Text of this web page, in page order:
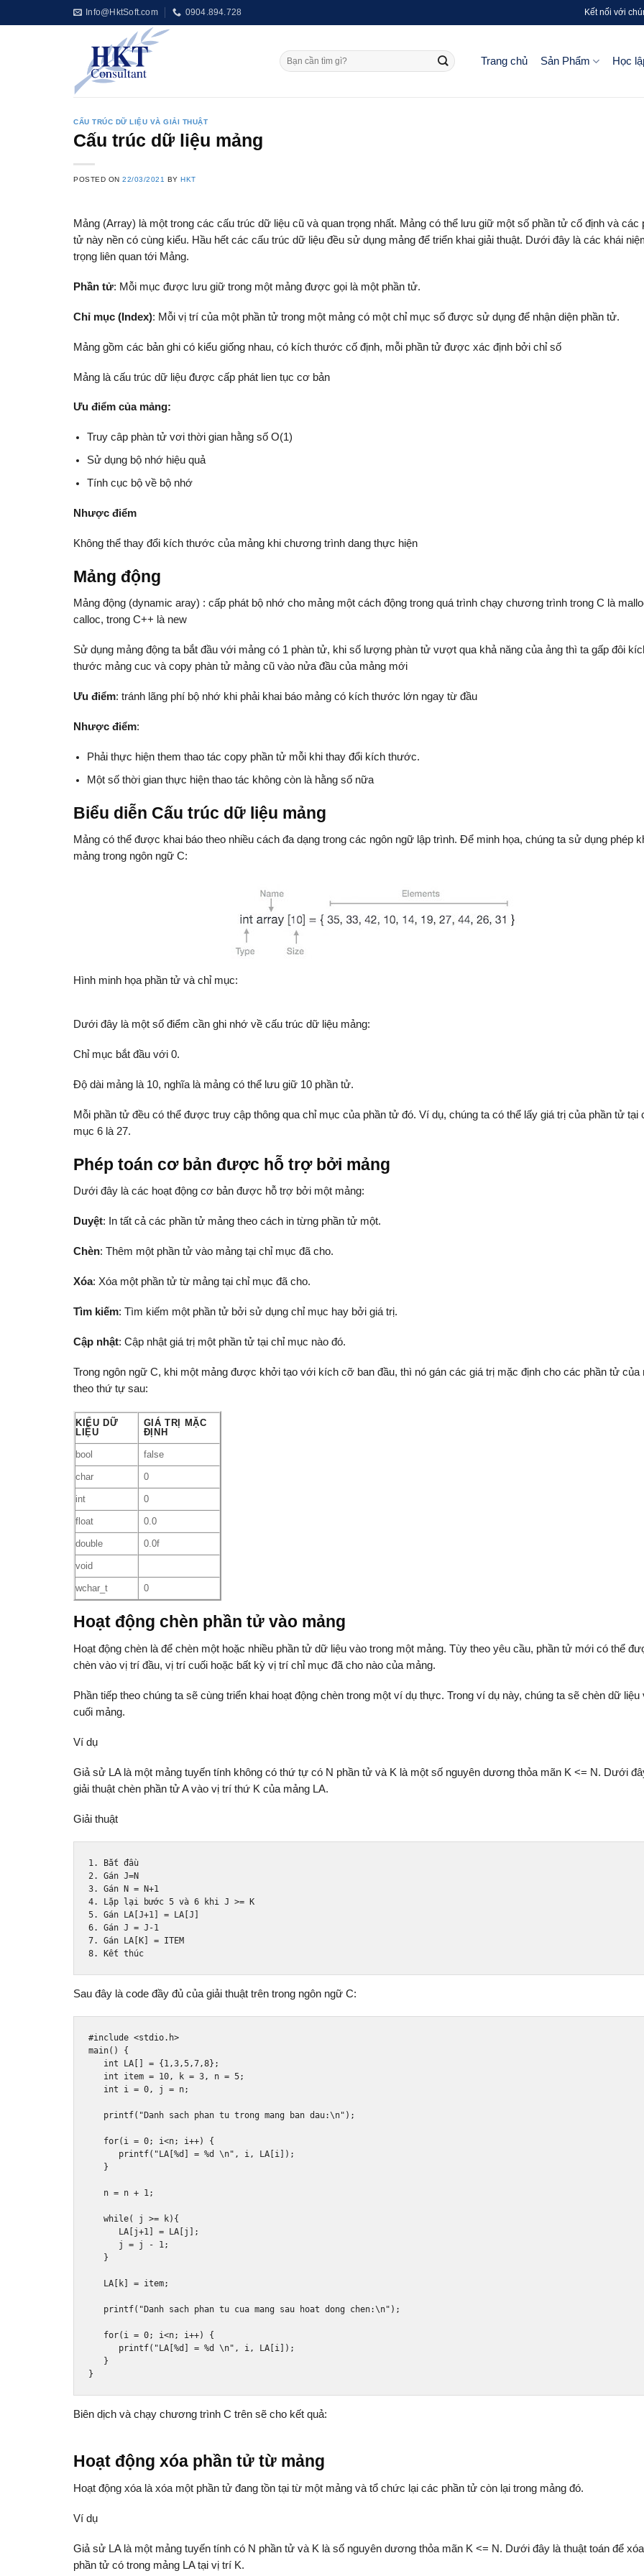
to
Info@HktSoft.com 0904.894.728 Kết nối với
Trang chủ Sản Phẩm Học
CẤU TRÚC DỮ LIỆU VÀ GIẢI THUẬT
Cấu trúc dữ liệu mảng
POSTED ON22/03/2021 BYHKT
Mảng (Array) là một trong các cấu trúc dữ liệu cũ và quan trọng nhất. Mảng có thể lưu giữ một số phần tử cố định và các
tử này nền có cùng kiểu. Hầu hết các cấu trúc dữ liệu đều sử dụng mảng để triển khai giải thuật. Dưới đây là các khái
trọng liên quan tới Mảng.
Phần tử: Mỗi mục được lưu giữ trong một mảng được gọi là một phần tử.
Chỉ mục (Index): Mỗi vị trí của một phần tử trong một mảng có một chỉ mục số được sử dụng để nhận diện phần tử.
Mảng gồm các bản ghi có kiểu giống nhau, có kích thước cố định, mỗi phần tử được xác định bởi chỉ số
Mảng là cấu trúc dữ liệu được cấp phát lien tục cơ bản
Ưu điểm của mảng:
Truy câp phàn tử vơi thời gian hằng số O(1)
Sử dụng bộ nhớ hiệu quả
Tính cục bộ về bộ nhớ
Nhược điểm
Không thể thay đổi kích thước của mảng khi chương trình dang thực hiện
Mảng động
Mảng động (dynamic aray) : cấp phát bộ nhớ cho mảng một cách động trong quá trình chạy chương trình trong C là
calloc, trong C++ là new
Sử dụng mảng động ta bắt đầu với mảng có 1 phàn tử, khi số lượng phàn tử vượt qua khả năng của ảng thì ta gấp đôi
thước mảng cuc và copy phàn tử mảng cũ vào nửa đầu của mảng mới
Ưu điểm: tránh lãng phí bộ nhớ khi phải khai báo mảng có kích thước lớn ngay từ đầu
Nhược điểm:
Phải thực hiện them thao tác copy phần tử mỗi khi thay đổi kích thước.
Một số thời gian thực hiện thao tác không còn là hằng số nữa
Biểu diễn Cấu trúc dữ liệu mảng
Mảng có thể được khai báo theo nhiều cách đa dạng trong các ngôn ngữ lập trình. Để minh họa, chúng ta sử dụng phép
mảng trong ngôn ngữ C:
Hình minh họa phần tử và chỉ mục:
Dưới đây là một số điểm cần ghi nhớ về cấu trúc dữ liệu mảng:
Chỉ mục bắt đầu với 0.
Độ dài mảng là 10, nghĩa là mảng có thể lưu giữ 10 phần tử.
Mỗi phần tử đều có thể được truy cập thông qua chỉ mục của phần tử đó. Ví dụ, chúng ta có thể lấy giá trị của phần tử tại
mục 6 là 27.
Phép toán cơ bản được hỗ trợ bởi mảng
Dưới đây là các hoạt động cơ bản được hỗ trợ bởi một mảng:
Duyệt: In tất cả các phần tử mảng theo cách in từng phần tử một.
Chèn: Thêm một phần tử vào mảng tại chỉ mục đã cho.
Xóa: Xóa một phần tử từ mảng tại chỉ mục đã cho.
Tìm kiếm: Tìm kiếm một phần tử bởi sử dụng chỉ mục hay bởi giá trị.
Cập nhật: Cập nhật giá trị một phần tử tại chỉ mục nào đó.
Trong ngôn ngữ C, khi một mảng được khởi tạo với kích cỡ ban đầu, thì nó gán các giá trị mặc định cho các phần tử của
theo thứ tự sau:
KIỂU DỮ
LIỆU
GIÁ TRỊ MẶC
ĐỊNH
bool false
char 0
int 0
float 0.0
double 0.0f
void
wchar_t 0
Hoạt động chèn phần tử vào mảng
Hoạt động chèn là để chèn một hoặc nhiều phần tử dữ liệu vào trong một mảng. Tùy theo yêu cầu, phần tử mới có thể
chèn vào vị trí đầu, vị trí cuối hoặc bất kỳ vị trí chỉ mục đã cho nào của mảng.
Phần tiếp theo chúng ta sẽ cùng triển khai hoạt động chèn trong một ví dụ thực. Trong ví dụ này, chúng ta sẽ chèn dữ liệu
cuối mảng.
Ví dụ
Giả sử LA là một mảng tuyến tính không có thứ tự có N phần tử và K là một số nguyên dương thỏa mãn K <= N. Dưới
giải thuật chèn phần tử A vào vị trí thứ K của mảng LA.
Giải thuật
1. Bắt đầu
2.
Gán J=N
3.
Gán N = N+1
4.
L ặp l ại bước 5 và 6 khi J >= K
5.
Gán LA [J+1 ] = LA [J ]
6.
Gán J = J -1
7.
Gán LA [K] = ITEM
8.
Kết thúc
Sau đây là code đầy đủ của giải thuật trên trong ngôn ngữ C:
#include <stdio.h>
main()
{
int LA [] = {1 ,3 ,5 ,7 ,8};
int item = 10 , k = 3 , n = 5;
int i = 0 , j = n;
   printf
( "Danh sach phan tu trong mang ban dau:\n" );
for( i = 0; i<n; i++)
{
      printf
( "LA[%d] = %d \n" , i , LA [i ]);
}
   n
= n + 1 ;
while( j >= k){
      LA
[j+1 ] = LA [j ];
      j
= j - 1 ;
}
   LA
[ k] = item;
   printf
( "Danh sach phan tu cua mang sau hoat dong chen:\n" );
for( i = 0; i<n; i++)
{
      printf
( "LA[%d] = %d \n" , i , LA [i ]);
}
}
Biên dịch và chạy chương trình C trên sẽ cho kết quả:
Hoạt động xóa phần tử từ mảng
Hoạt động xóa là xóa một phần tử đang tồn tại từ một mảng và tổ chức lại các phần tử còn lại trong mảng đó.
Ví dụ
Giả sử LA là một mảng tuyến tính có N phần tử và K là số nguyên dương thỏa mãn K <= N. Dưới đây là thuật toán để
phần tử có trong mảng LA tại vị trí K.